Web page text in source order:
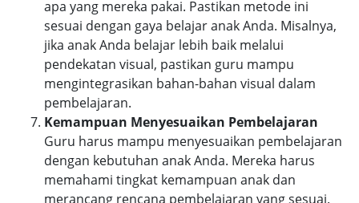
apa yang mereka pakai. Pastikan metode ini
sesuai dengan gaya belajar anak Anda. Misalnya,
jika anak Anda belajar lebih baik melalui
pendekatan visual, pastikan guru mampu
mengintegrasikan bahan-bahan visual dalam
pembelajaran.
Kemampuan Menyesuaikan Pembelajaran
Guru harus mampu menyesuaikan pembelajaran
dengan kebutuhan anak Anda. Mereka harus
memahami tingkat kemampuan anak dan
merancang rencana pembelajaran yang sesuai.